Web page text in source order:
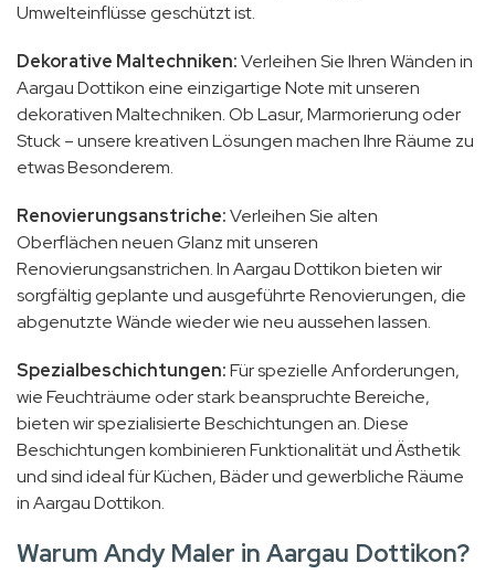
Umwelteinflüsse geschützt ist.
Dekorative Maltechniken:Verleihen Sie Ihren Wänden in
Aargau Dottikon eine einzigartige Note mit unseren
dekorativen Maltechniken. Ob Lasur, Marmorierung oder
Stuck – unsere kreativen Lösungen machen Ihre Räume zu
etwas Besonderem.
Renovierungsanstriche:Verleihen Sie alten
Oberflächen neuen Glanz mit unseren
Renovierungsanstrichen. In Aargau Dottikon bieten wir
sorgfältig geplante und ausgeführte Renovierungen, die
abgenutzte Wände wieder wie neu aussehen lassen.
Spezialbeschichtungen:Für spezielle Anforderungen,
wie Feuchträume oder stark beanspruchte Bereiche,
bieten wir spezialisierte Beschichtungen an. Diese
Beschichtungen kombinieren Funktionalität und Ästhetik
und sind ideal für Küchen, Bäder und gewerbliche Räume
in Aargau Dottikon.
Warum Andy Maler in Aargau Dottikon?